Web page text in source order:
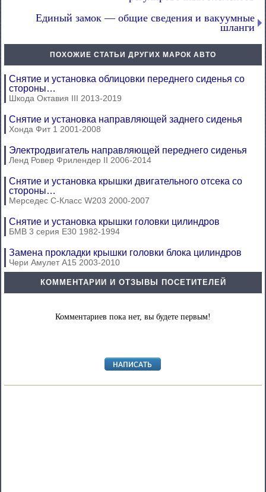
Единый замок — общие сведения и вакуумные
шланги
ПОХОЖИЕ СТАТЬИ ДРУГИХ МАРОК АВТО
Снятие и установка облицовки переднего сиденья со
стороны…
Шкода Октавия III 2013-2019
Снятие и установка направляющей заднего сиденья
Хонда Фит 1 2001-2008
Электродвигатель направляющей переднего сиденья
Ленд Ровер Фрилендер II 2006-2014
Снятие и установка крышки двигательного отсека со
стороны…
Мерседес C-Класс W203 2000-2007
Снятие и установка крышки головки цилиндров
БМВ 3 серия Е30 1982-1994
Замена прокладки крышки головки блока цилиндров
Чери Амулет А15 2003-2010
КОММЕНТАРИИ И ОТЗЫВЫ ПОСЕТИТЕЛЕЙ
Комментариев пока нет, вы будете первым!